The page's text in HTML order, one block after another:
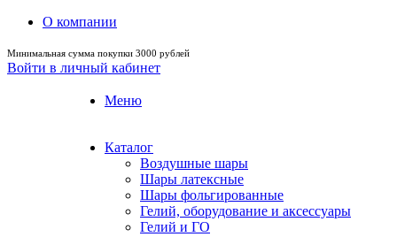
О компании
Минимальная сумма покупки 3000 рублей
Войти в личный кабинет
Меню
Каталог
Воздушные шары
Шары латексные
Шары фольгированные
Гелий, оборудование и аксессуары
Гелий и ГО